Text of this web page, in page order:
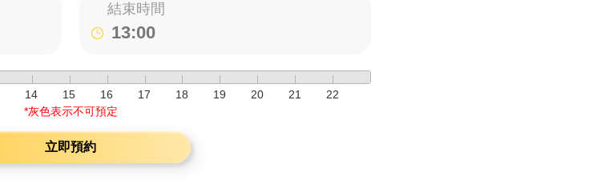
結束時間
14 15 16 17 18 19 20 21
22
*灰色表示不可預定
立即預約